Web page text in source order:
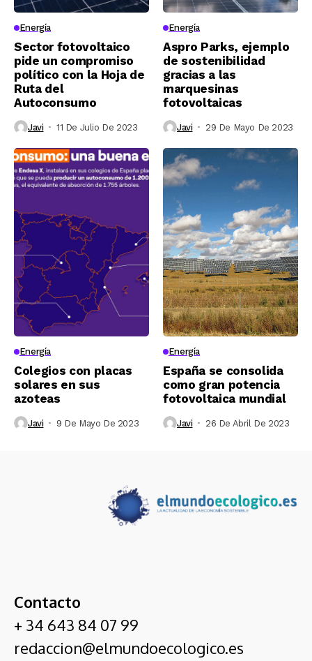
Energía
Sector fotovoltaico
pide un compromiso
político con la Hoja de
Ruta del
Autoconsumo
Javi 11 De Julio De 2023
Energía
Aspro Parks, ejemplo
de sostenibilidad
gracias a las
marquesinas
fotovoltaicas
Javi 29 De Mayo De 2023
Energía
Colegios con placas
solares en sus
azoteas
Javi 9 De Mayo De 2023
Energía
España se consolida
como gran potencia
fotovoltaica mundial
Javi 26 De Abril De 2023
Contacto
+ 34 643 84 07 99
redaccion@elmundoecologico.es